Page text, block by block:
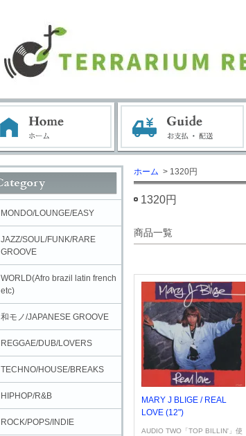
ホーム > 1320円
1320円
商品一覧
MARY J BLIGE / REAL
LOVE (12")
AUDIO TWO「TOP BILLIN'」使
MONDO/LOUNGE/EASY
JAZZ/SOUL/FUNK/RARE
GROOVE
WORLD(Afro brazil latin french
etc)
和モノ/JAPANESE GROOVE
REGGAE/DUB/LOVERS
TECHNO/HOUSE/BREAKS
HIPHOP/R&B
ROCK/POPS/INDIE